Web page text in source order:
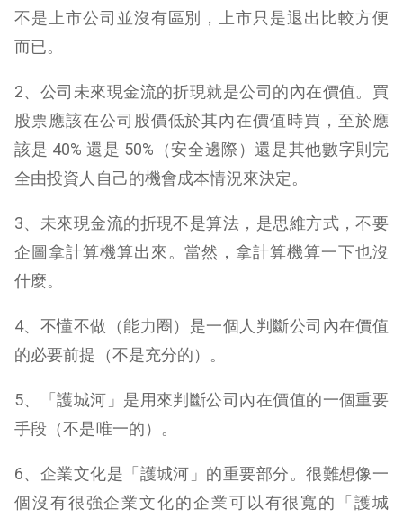
不是上市公司並沒有區別，上市只是退出比較方便
而已。
2、公司未來現金流的折現就是公司的內在價值。買
股票應該在公司股價低於其內在價值時買，至於應
該是 40% 還是 50%（安全邊際）還是其他數字則完
全由投資人自己的機會成本情況來決定。
3、未來現金流的折現不是算法，是思維方式，不要
企圖拿計算機算出來。當然，拿計算機算一下也沒
什麼。
4、不懂不做（能力圈）是一個人判斷公司內在價值
的必要前提（不是充分的）。
5、「護城河」是用來判斷公司內在價值的一個重要
手段（不是唯一的）。
6、企業文化是「護城河」的重要部分。很難想像一
個沒有很強企業文化的企業可以有很寬的「護城